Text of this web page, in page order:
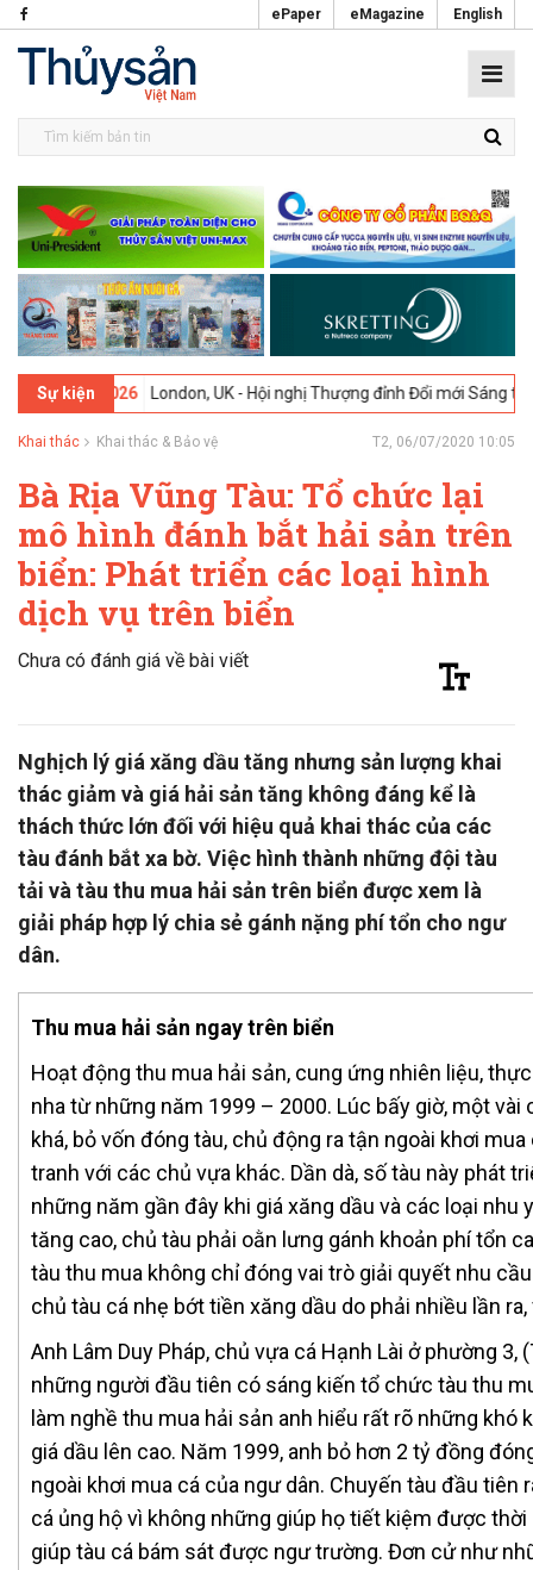
ePaper eMagazine English
Sự kiện
2026 London, UK - Hội nghị Thượng đỉnh Đổi mới Sáng tạo trong
Khai thác Khai thác & Bảo vệ T2, 06/07/2020 10:05
Bà Rịa Vũng Tàu: Tổ chức lại
mô hình đánh bắt hải sản trên
biển: Phát triển các loại hình
dịch vụ trên biển
Chưa có đánh giá về bài viết
Nghịch lý giá xăng dầu tăng nhưng sản lượng khai
thác giảm và giá hải sản tăng không đáng kể là
thách thức lớn đối với hiệu quả khai thác của các
tàu đánh bắt xa bờ. Việc hình thành những đội tàu
tải và tàu thu mua hải sản trên biển được xem là
giải pháp hợp lý chia sẻ gánh nặng phí tổn cho ngư
dân.
Thu mua hải sản ngay trên biển
Hoạt động thu mua hải sản, cung ứng nhiên liệu,
nha từ những năm 1999 – 2000. Lúc bấy giờ, một vài
khá, bỏ vốn đóng tàu, chủ động ra tận ngoài khơi
tranh với các chủ vựa khác. Dần dà, số tàu này phát
những năm gần đây khi giá xăng dầu và các loại nhu
tăng cao, chủ tàu phải oằn lưng gánh khoản phí tổn
tàu thu mua không chỉ đóng vai trò giải quyết nhu
chủ tàu cá nhẹ bớt tiền xăng dầu do phải nhiều lần ra,
Anh Lâm Duy Pháp, chủ vựa cá Hạnh Lài ở phường 3,
những người đầu tiên có sáng kiến tổ chức tàu thu
làm nghề thu mua hải sản anh hiểu rất rõ những khó
giá dầu lên cao. Năm 1999, anh bỏ hơn 2 tỷ đồng
ngoài khơi mua cá của ngư dân. Chuyến tàu đầu tiên
cá ủng hộ vì không những giúp họ tiết kiệm được thời
giúp tàu cá bám sát được ngư trường. Đơn cử như